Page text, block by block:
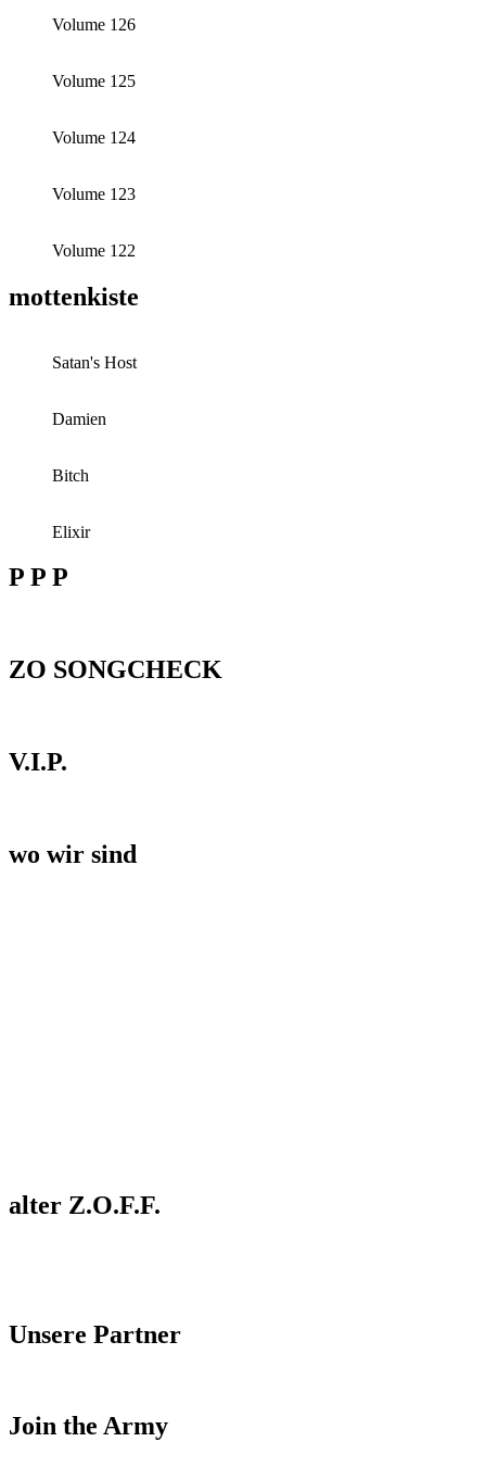
Volume 126
Volume 125
Volume 124
Volume 123
Volume 122
mottenkiste
Satan's Host
Damien
Bitch
Elixir
P P P
ZO SONGCHECK
V.I.P.
wo wir sind
alter Z.O.F.F.
Unsere Partner
Join the Army